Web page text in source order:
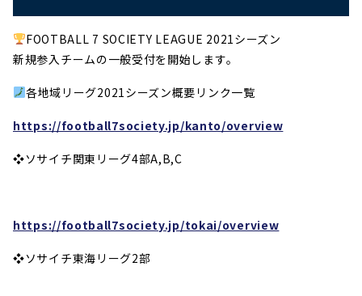
FOOTBALL 7 SOCIETY LEAGUE 2021シーズン
新規参入チームの一般受付を開始します。
各地域リーグ2021シーズン概要リンク一覧
https://football7society.jp/kanto/overview
❖ソサイチ関東リーグ4部A,B,C
https://football7society.jp/tokai/overview
❖ソサイチ東海リーグ2部